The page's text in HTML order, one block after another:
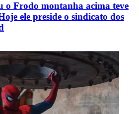
o Frodo montanha acima teve
ele preside o sindicato dos